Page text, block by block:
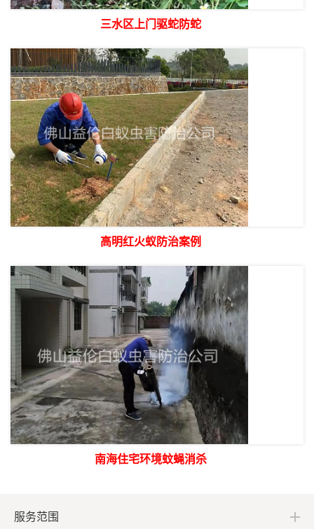
三水区上门驱蛇防蛇
高明红火蚁防治案例
南海住宅环境蚊蝇消杀
服务范围